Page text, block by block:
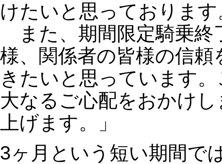
けたいと思っております
また、期間限定騎乗終
様、関係者の皆様の信
きたいと思っています
大なるご心配をおかけ
上げます。」
3ヶ月という短い期間で